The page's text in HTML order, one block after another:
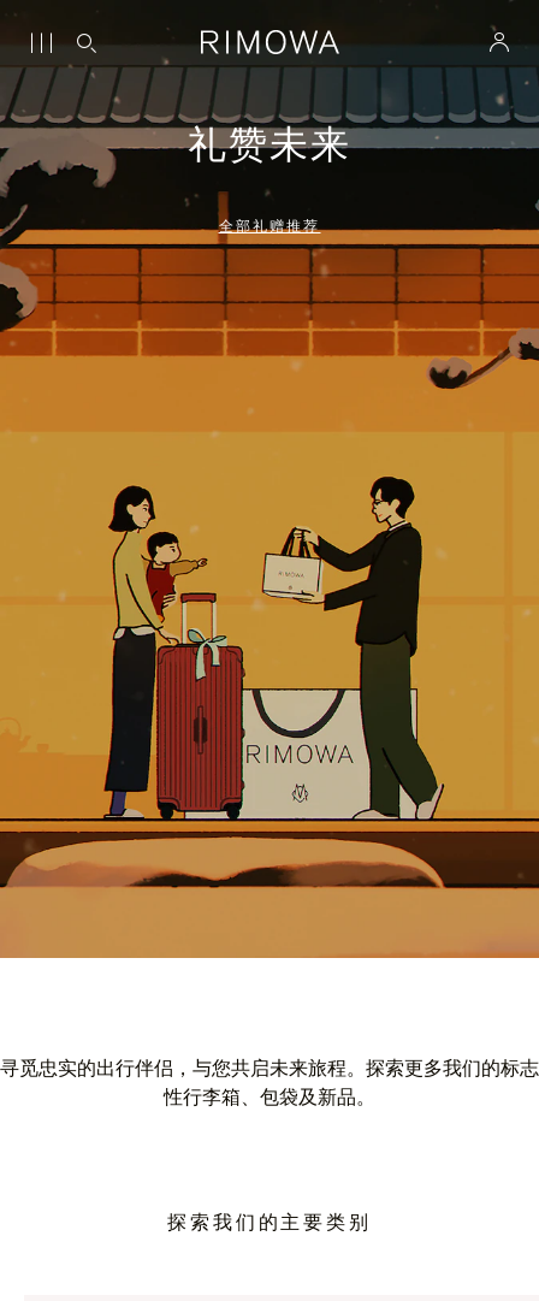
礼赞未来
全部礼赠推荐
寻觅忠实的出行伴侣，与您共启未来旅程。探索更多我们的标志
性行李箱、包袋及新品。
探索我们的主要类别